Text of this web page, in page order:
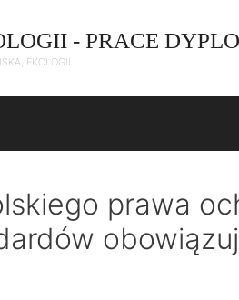
- PRACE
EKOLOGII
prawa